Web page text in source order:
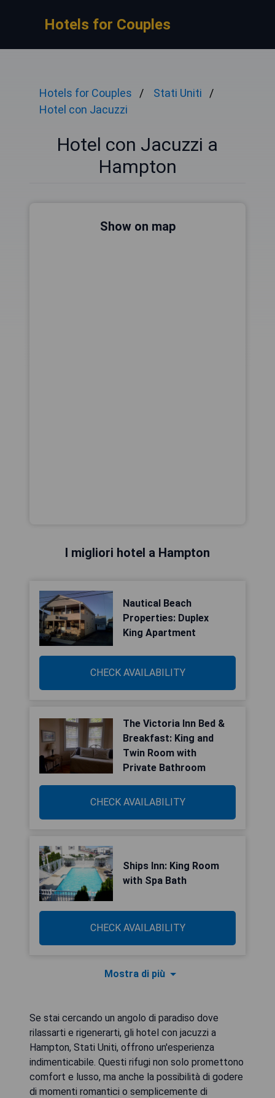
Hotels for Couples
Hotels for Couples
Stati Uniti
Hotel con Jacuzzi
Hotel con Jacuzzi a
Hampton
Show on map
I migliori hotel a Hampton
Nautical Beach
Properties: Duplex
King Apartment
CHECK AVAILABILITY
The Victoria Inn Bed &
Breakfast: King and
Twin Room with
Private Bathroom
CHECK AVAILABILITY
Ships Inn: King Room
with Spa Bath
CHECK AVAILABILITY
Mostra di più
Se stai cercando un angolo di paradiso dove
rilassarti e rigenerarti, gli hotel con jacuzzi a
Hampton, Stati Uniti, offrono un'esperienza
indimenticabile. Questi rifugi non solo promettono
comfort e lusso, ma anche la possibilità di godere
di momenti romantici o semplicemente di